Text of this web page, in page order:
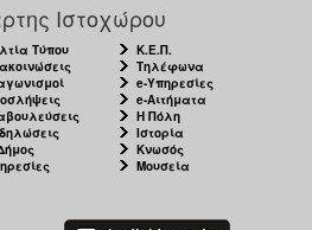
Ιστοχώρου
Τύπου
Κ.Ε.Π.
Τηλέφωνα
e-Υπηρεσίες
e-Αιτήματα
Η Πόλη
Ιστορία
Κνωσός
Μουσεία